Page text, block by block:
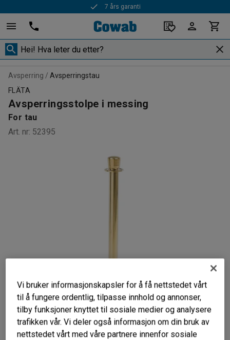
7 års garanti
Avsperring
Avsperringstau
FLÄTA
Avsperringsstolpe i messing
For tau
Art. nr: 52395
Vi bruker informasjonskapsler for å få nettstedet vårt
til å fungere ordentlig, tilpasse innhold og annonser,
tilby funksjoner knyttet til sosiale medier og analysere
trafikken vår. Vi deler også informasjon om din bruk av
nettstedet vårt med våre partnere innenfor sosiale